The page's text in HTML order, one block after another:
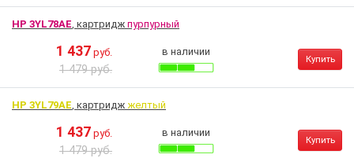
HP 3YL78AE, картридж пурпурный
1 437 руб.
1 479 руб.
в наличии
Купить
HP 3YL79AE, картридж желтый
1 437 руб.
1 479 руб.
в наличии
Купить